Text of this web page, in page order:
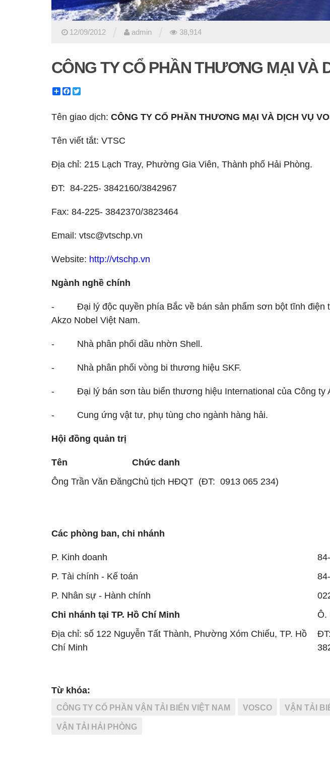
12/09/2012 admin 38,914
CÔNG TY CỔ PHẦN THƯƠNG MẠI VÀ
ShareFacebook
Tên giao dịch: CÔNG TY CỔ PHẦN THƯƠNG MẠI VÀ DỊCH VỤ
Tên viết tắt: VTSC
Địa chỉ: 215 Lạch Tray, Phường Gia Viên, Thành phố Hải Phòng.
ĐT: 84-225- 3842160/3842967
Fax: 84-225- 3842370/3823464
Email: vtsc@vtschp.vn
Website: http://vtschp.vn
Ngành nghề chính
- Đại lý độc quyền phía Bắc về bán sản phẩm sơn bột tĩnh điện
Akzo Nobel Việt Nam.
- Nhà phân phối dầu nhờn Shell.
- Nhà phân phối vòng bi thương hiệu SKF.
- Đại lý bán sơn tàu biển thương hiệu International của Công ty
- Cung ứng vật tư, phụ tùng cho ngành hàng hải.
Hội đồng quản trị
Tên
Chức danh
Ông Trần Văn ĐăngChủ tịch HĐQT (ĐT: 0913 065 234)
Các phòng ban, chi nhánh
P. Kinh doanh
P. Tài chính - Kế toán
P. Nhân sự - Hành chính
Chi nhánh tại TP. Hồ Chí Minh
Địa chỉ: số 122 Nguyễn Tất Thành, Phường Xóm Chiếu, TP. Hồ
Chí Minh
Ô.
Từ khóa:
CÔNG TY CỔ PHẦN VẬN TẢI BIỂN VIỆT NAM VOSCO VẬN TẢI
VẬN TẢI HẢI PHÒNG